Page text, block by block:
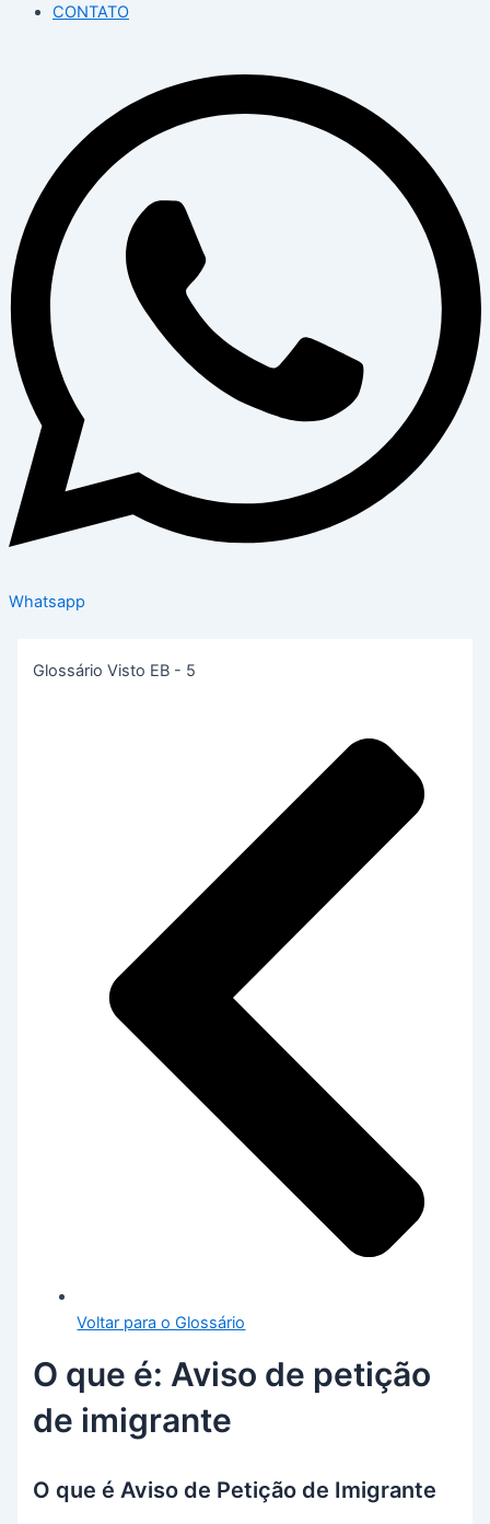
CONTATO
Whatsapp
Glossário Visto EB - 5
Voltar para o Glossário
O que é: Aviso de petição
de imigrante
O que é Aviso de Petição de Imigrante